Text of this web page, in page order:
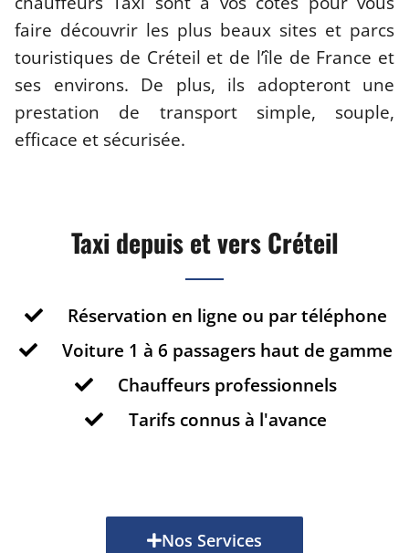
faire découvrir les plus beaux sites et parcs
touristiques de Créteil et de l’île de France et
ses environs. De plus, ils adopteront une
prestation de transport simple, souple,
efficace et sécurisée.
Taxi depuis et vers Créteil
Réservation en ligne ou par téléphone
Voiture 1 à 6 passagers haut de gamme
Chauffeurs professionnels
Tarifs connus à l'avance
Nos Services